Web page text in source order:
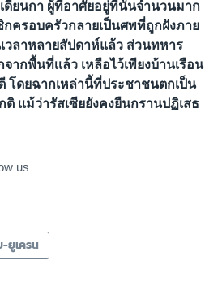
ดียนกา ผู้ที่อาศัยอยู่ที่นั่นจำนวนมาก
ครอบครัวกลายเป็นศพที่ถูกฝังภาย
วลาหลายสัปดาห์แล้ว ส่วนทหาร
ากพื้นที่เเล้ว เหลือไว้เพียงบ้านเรือน
โดยฉากเหล่านี้ที่ประชาชนตกเป็น
ติ เเม้ว่ารัสเซียยังคงยืนกรานปฏิเสธ
us
ยูเครน